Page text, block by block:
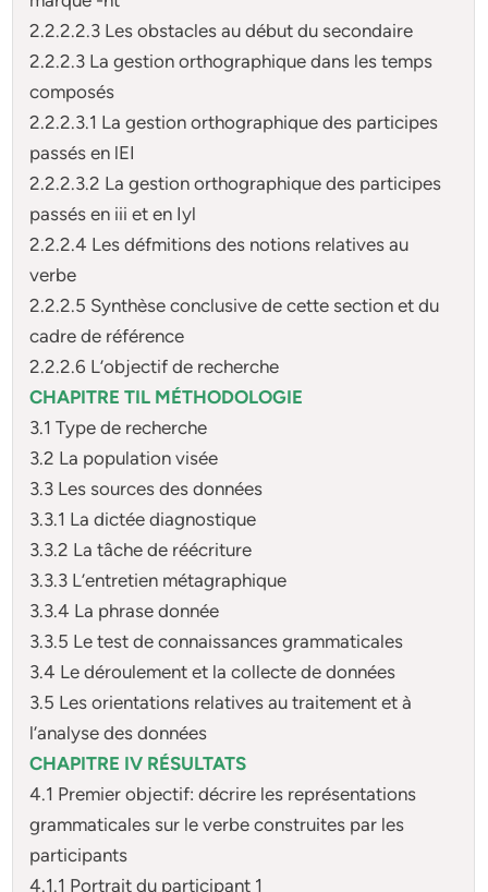
2.2.2.2.3 Les obstacles au début du secondaire
2.2.2.3 La gestion orthographique dans les temps
composés
2.2.2.3.1 La gestion orthographique des participes
passés en lEI
2.2.2.3.2 La gestion orthographique des participes
passés en iii et en Iyl
2.2.2.4 Les défmitions des notions relatives au
verbe
2.2.2.5 Synthèse conclusive de cette section et du
cadre de référence
2.2.2.6 L’objectif de recherche
CHAPITRE TIL MÉTHODOLOGIE
3.1 Type de recherche
3.2 La population visée
3.3 Les sources des données
3.3.1 La dictée diagnostique
3.3.2 La tâche de réécriture
3.3.3 L’entretien métagraphique
3.3.4 La phrase donnée
3.3.5 Le test de connaissances grammaticales
3.4 Le déroulement et la collecte de données
3.5 Les orientations relatives au traitement et à
l’analyse des données
CHAPITRE IV RÉSULTATS
4.1 Premier objectif: décrire les représentations
grammaticales sur le verbe construites par les
participants
4.1.1 Portrait du participant 1